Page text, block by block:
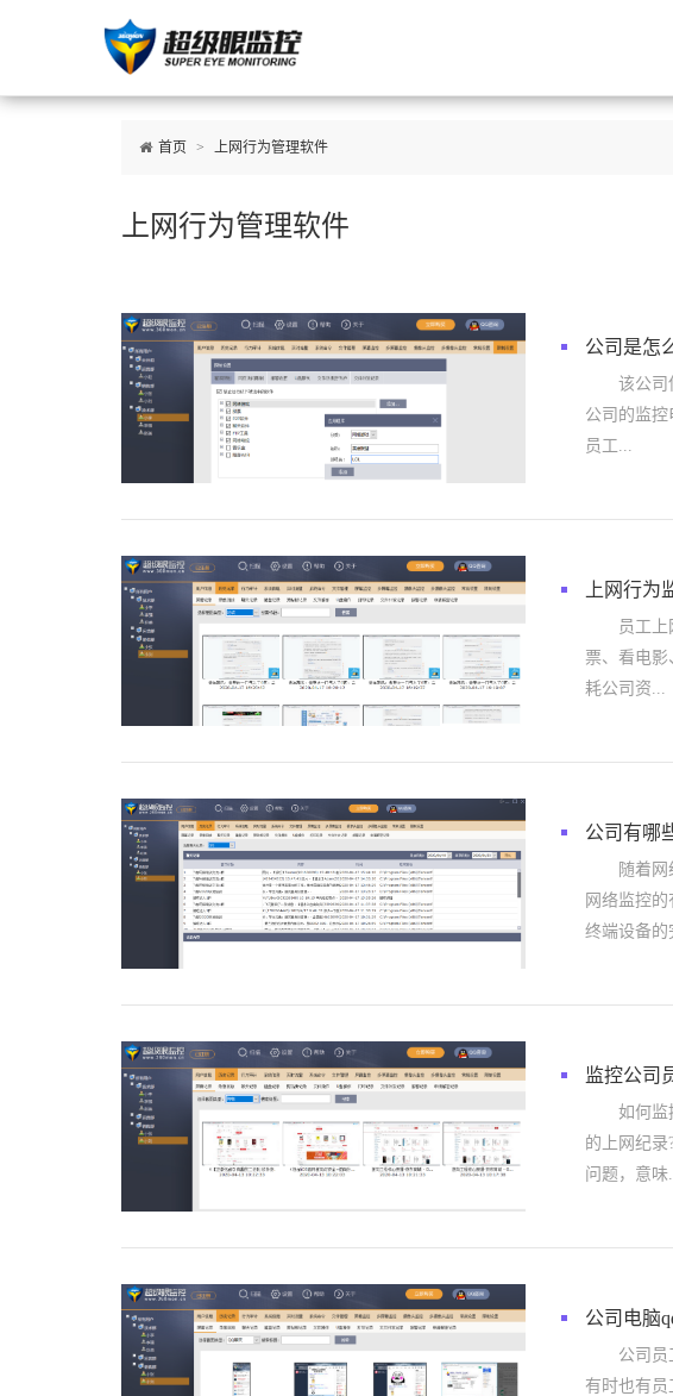
首页 > 上网行为管理软件
上网行为管理软件
公司是怎
该公司使
公司的监
员工...
上网行为
员工上网
票、看电
耗公司资...
公司有哪
随着网络
网络监控
终端设备的
监控公司
如何监控
的上网纪
问题，意味
公司电脑
公司员工
有时也有